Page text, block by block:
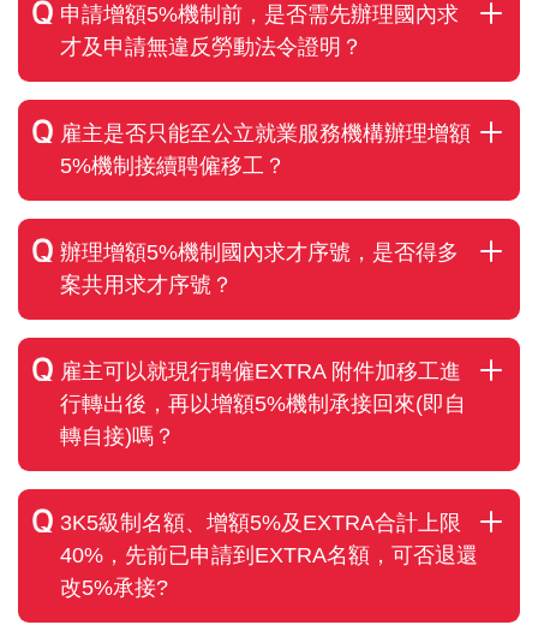
申請增額5%機制前，是否需先辦理國內求
才及申請無違反勞動法令證明？
雇主是否只能至公立就業服務機構辦理增額
5%機制接續聘僱移工？
辦理增額5%機制國內求才序號，是否得多
案共用求才序號？
雇主可以就現行聘僱EXTRA 附件加移工進
行轉出後，再以增額5%機制承接回來(即自
轉自接)嗎？
3K5級制名額、增額5%及EXTRA合計上限
40%，先前已申請到EXTRA名額，可否退還
改5%承接?